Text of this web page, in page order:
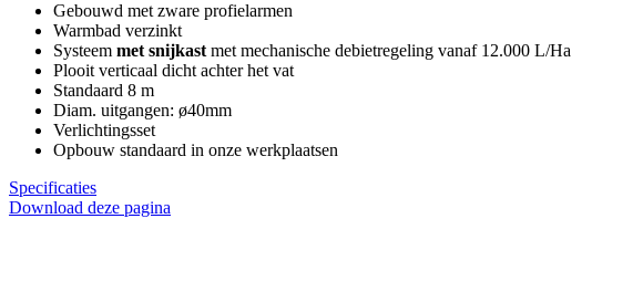
Gebouwd met zware profielarmen
Warmbad verzinkt
Systeem met snijkast met mechanische debietregeling vanaf 12.000 L/Ha
Plooit verticaal dicht achter het vat
Standaard 8 m
Diam. uitgangen: ø40mm
Verlichtingsset
Opbouw standaard in onze werkplaatsen
Specificaties
Download deze pagina